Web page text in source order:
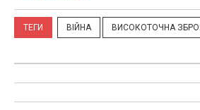
ТЕГИ ВІЙНА ВИСОКОТОЧНА